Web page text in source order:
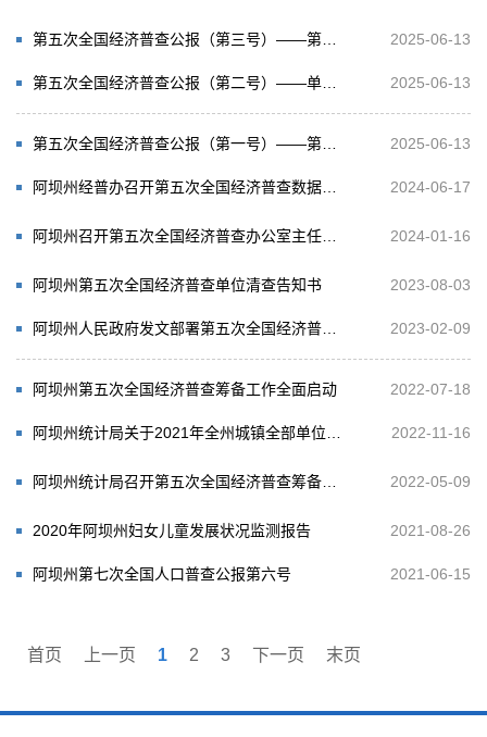
2025-06-13
2025-06-13
2025-06-13
2024-06-17
2024-01-16
阿坝州第五次全国经济普查单位清查告知书 2023-08-03
2023-02-09
阿坝州第五次全国经济普查筹备工作全面启动 2022-07-18
2022-11-16
2022-05-09
2020年阿坝州妇女儿童发展状况监测报告 2021-08-26
阿坝州第七次全国人口普查公报第六号 2021-06-15
首页 上一页 1 2 3 下一页 末页